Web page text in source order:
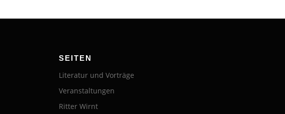
SEITEN
Literatur und Vorträge
Veranstaltungen
Ritter Wirnt